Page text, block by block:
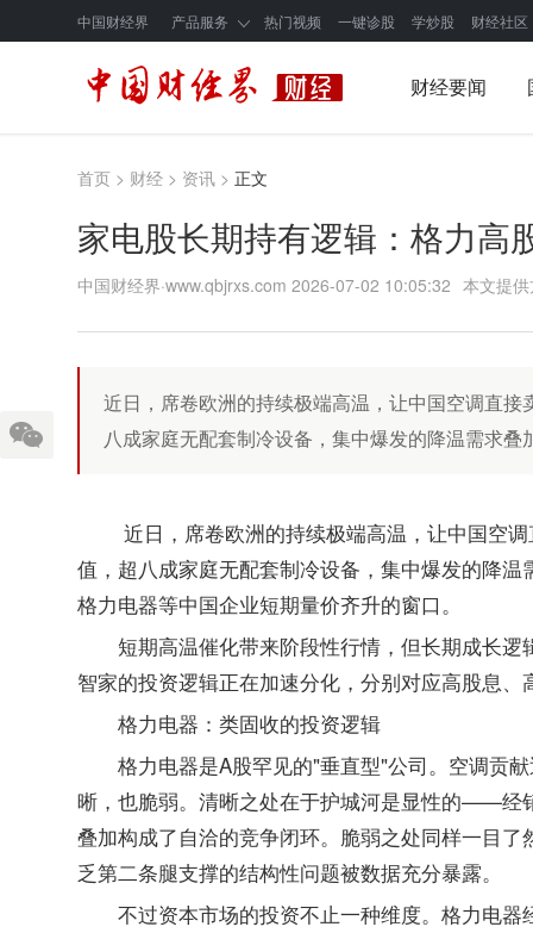
中国财经界 产品服务 热门视频 一键诊股 学炒股 财经社区
财经要闻
首页 > 财经 > 资讯 > 正文
家电股长期持有逻辑：格力高
中国财经界·www.qbjrxs.com 2026-07-02 10:05:32 本文提
近日，席卷欧洲的持续极端高温，让中国空调直
八成家庭无配套制冷设备，集中爆发的降温需求
近日，席卷欧洲的持续极端高温，让中国空
值，超八成家庭无配套制冷设备，集中爆发的降
格力电器等中国企业短期量价齐升的窗口。
短期高温催化带来阶段性行情，但长期成长
智家的投资逻辑正在加速分化，分别对应高股息
格力电器：类固收的投资逻辑
格力电器是A股罕见的"垂直型"公司。空调贡
晰，也脆弱。清晰之处在于护城河是显性的——经
叠加构成了自洽的竞争闭环。脆弱之处同样一目
乏第二条腿支撑的结构性问题被数据充分暴露。
不过资本市场的投资不止一种维度。格力电